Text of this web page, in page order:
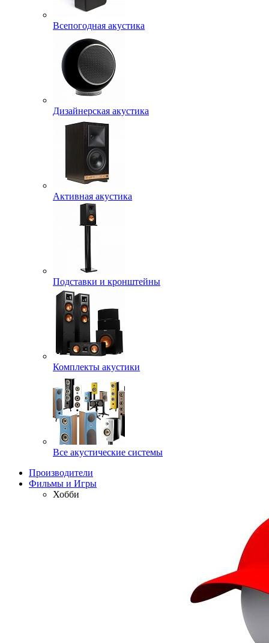
Всепогодная акустика
Дизайнерская акустика
Активная акустика
Подставки и кронштейны
Комплекты акустики
Все акустические системы
Производители
Фильмы и Игры
Хобби